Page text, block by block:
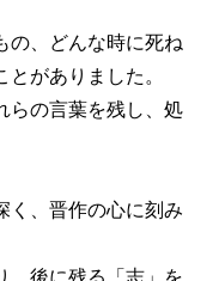
の、どんな時に死ね
がありました。
らの言葉を残し、処
く、晋作の心に刻み
、後に残る「志」を